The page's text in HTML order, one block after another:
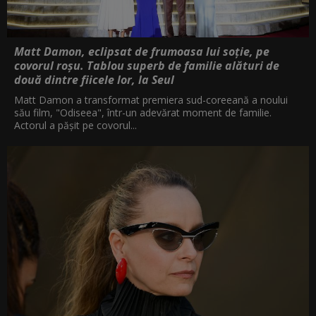
Matt Damon, eclipsat de frumoasa lui soție, pe
covorul roșu. Tablou superb de familie alături de
două dintre fiicele lor, la Seul
Matt Damon a transformat premiera sud-coreeană a noului
său film, "Odiseea", într-un adevărat moment de familie.
Actorul a pășit pe covorul...